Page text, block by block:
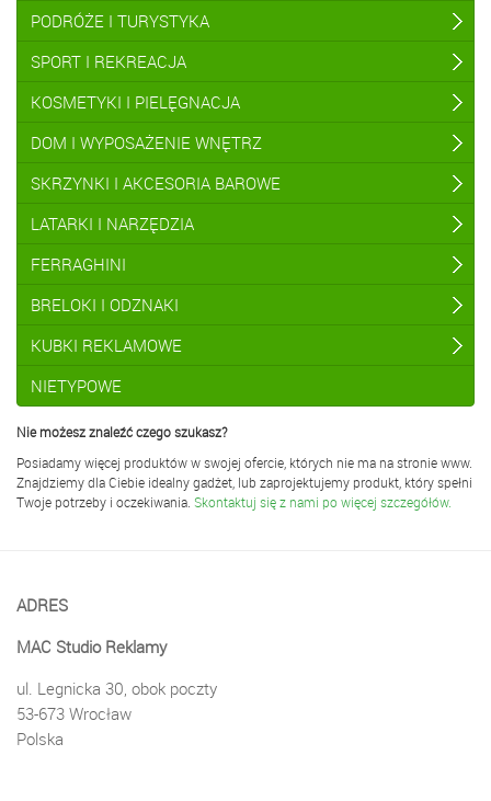
PODRÓŻE I TURYSTYKA
SPORT I REKREACJA
KOSMETYKI I PIELĘGNACJA
DOM I WYPOSAŻENIE WNĘTRZ
SKRZYNKI I AKCESORIA BAROWE
LATARKI I NARZĘDZIA
FERRAGHINI
BRELOKI I ODZNAKI
KUBKI REKLAMOWE
NIETYPOWE
Nie możesz znaleźć czego szukasz?
Posiadamy więcej produktów w swojej ofercie, których nie ma na stronie www.
Znajdziemy dla Ciebie idealny gadżet, lub zaprojektujemy produkt, który spełni
Twoje potrzeby i oczekiwania. Skontaktuj się z nami po więcej szczegółów.
ADRES
MAC Studio Reklamy
ul. Legnicka 30, obok poczty
53-673 Wrocław
Polska